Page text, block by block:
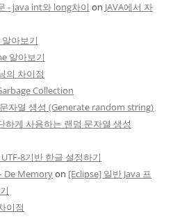
- java int와 long차이 on JAVA에서 자
아보기
알아보기
의 차이점
Collection
자열 생성 (Generate random string)
하게 사용하는 랜덤 문자열 생성
8기반 한글 설정하기
De Memoryon [Eclipse] 일반 Java 프
이점